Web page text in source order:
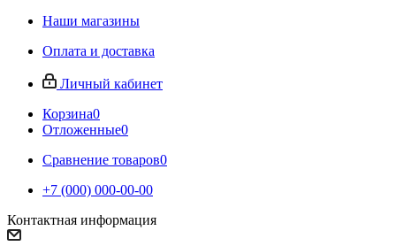
Наши магазины
Оплата и доставка
Личный кабинет
Корзина0
Отложенные0
Сравнение товаров0
+7 (000) 000-00-00
Контактная информация